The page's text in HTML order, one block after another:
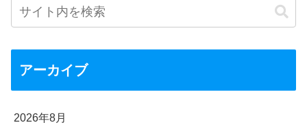
アーカイブ
2026年8月